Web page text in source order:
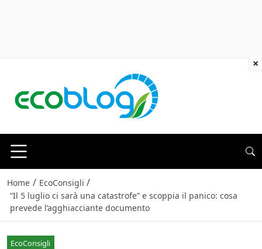
Home / EcoConsigli /
“Il 5 luglio ci sarà una catastrofe” e scoppia il panico: cosa
prevede l’agghiacciante documento
EcoConsigli
×